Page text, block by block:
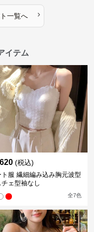
一覧へ ›
イテム
(税込)
ト服 繊細編み込み胸元波型
チェ型袖なし
全7色